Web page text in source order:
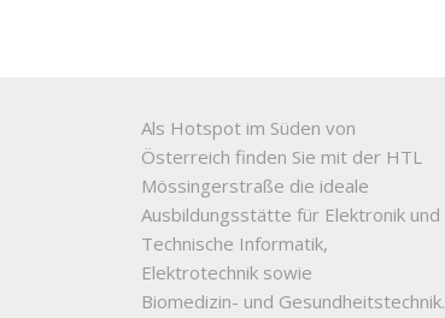
Als Hotspot im Süden von
Österreich finden Sie mit der HTL
Mössingerstraße die ideale
Ausbildungsstätte für Elektronik und
Technische Informatik,
Elektrotechnik sowie
Biomedizin- und Gesundheitstechnik.